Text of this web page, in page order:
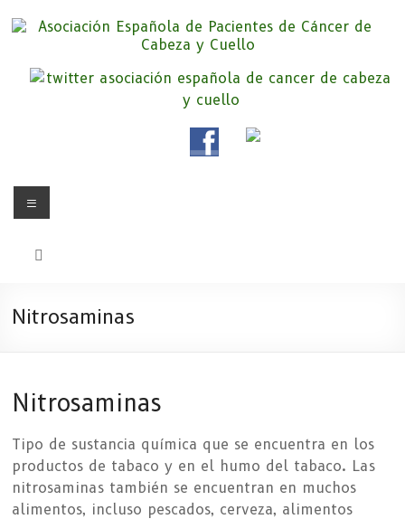
Asociación Española de
Pacientes de Cáncer de Cabeza y
Cuello
Somos la Asociación Española de Pacientes de Cáncer de Cabeza y
cuello «APC», una asociación sin animo de lucro que pretendemos
Menú
Nitrosaminas
Nitrosaminas
Tipo de sustancia química que se encuentra en los
productos de tabaco y en el humo del tabaco. Las
nitrosaminas también se encuentran en muchos
alimentos, incluso pescados, cerveza, alimentos